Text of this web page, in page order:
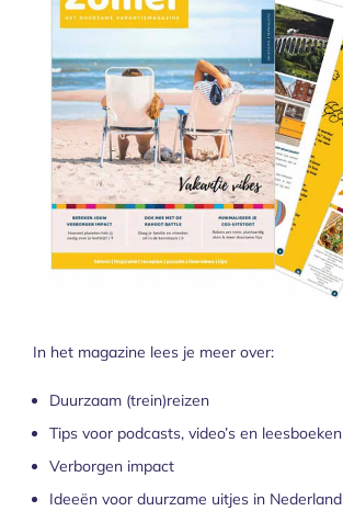
In het magazine lees je meer over:
Duurzaam (trein)reizen
Tips voor podcasts, video’s en leesboeken
Verborgen impact
Ideeën voor duurzame uitjes in Nederland